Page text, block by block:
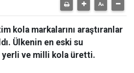
kola markalarını araştıranlar
Ülkenin en eski su
yerli ve milli kola üretti.